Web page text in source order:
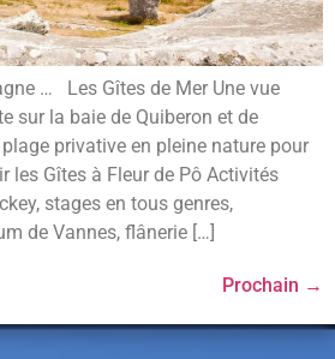
… Les Gîtes de Mer Une vue
sur la baie de Quiberon et de
privative en pleine nature pour
les Gîtes à Fleur de Pô Activités
stages en tous genres,
de Vannes, flânerie […]
Prochain →